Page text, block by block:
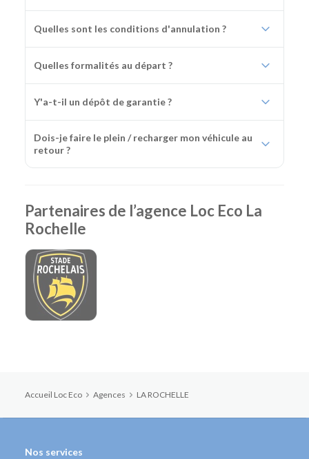
Quelles sont les conditions d'annulation ?
Quelles formalités au départ ?
Y'a-t-il un dépôt de garantie ?
Dois-je faire le plein / recharger mon véhicule au
retour ?
Partenaires de l’agence Loc Eco La
Rochelle
Accueil Loc Eco Agences LA ROCHELLE
Nos services